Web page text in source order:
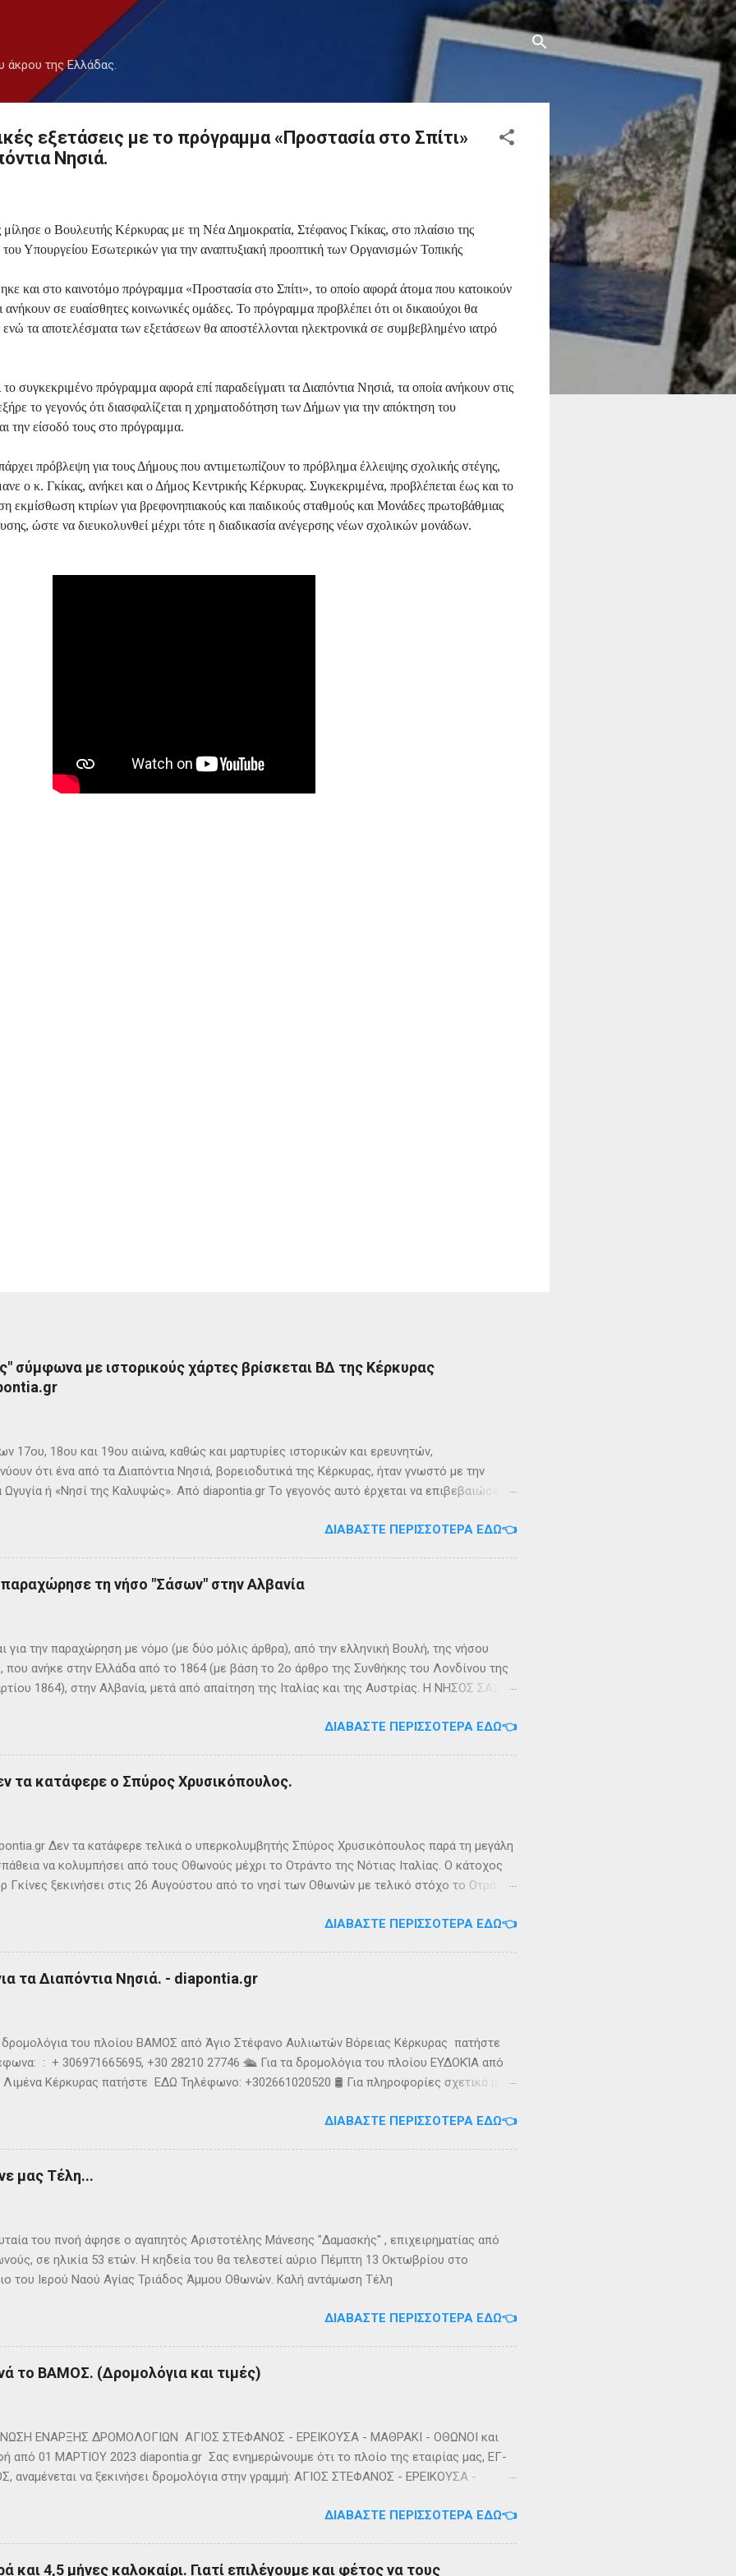
Μετάβαση στο κύριο περιεχόμενο
άκρου της Ελλάδας.
εξετάσεις με το πρόγραμμα «Προστασία στο Σπίτι»
Νησιά.
ο Βουλευτής Κέρκυρας με τη Νέα Δημοκρατία, Στέφανος Γκίκας, στο πλαίσιο της
Υπουργείου Εσωτερικών για την αναπτυξιακή προοπτική των Οργανισμών Τοπικής
και στο καινοτόμο πρόγραμμα «Προστασία στο Σπίτι», το οποίο αφορά άτομα που κατοικούν
ανήκουν σε ευαίσθητες κοινωνικές ομάδες. Το πρόγραμμα προβλέπει ότι οι δικαιούχοι θα
ενώ τα αποτελέσματα των εξετάσεων θα αποστέλλονται ηλεκτρονικά σε συμβεβλημένο ιατρό
συγκεκριμένο πρόγραμμα αφορά επί παραδείγματι τα Διαπόντια Νησιά, τα οποία ανήκουν στις
το γεγονός ότι διασφαλίζεται η χρηματοδότηση των Δήμων για την απόκτηση του
την είσοδό τους στο πρόγραμμα.
πρόβλεψη για τους Δήμους που αντιμετωπίζουν το πρόβλημα έλλειψης σχολικής στέγης,
ο κ. Γκίκας, ανήκει και ο Δήμος Κεντρικής Κέρκυρας. Συγκεκριμένα, προβλέπεται έως και το
εκμίσθωση κτιρίων για βρεφονηπιακούς και παιδικούς σταθμούς και Μονάδες πρωτοβάθμιας
ώστε να διευκολυνθεί μέχρι τότε η διαδικασία ανέγερσης νέων σχολικών μονάδων.
σύμφωνα με ιστορικούς χάρτες βρίσκεται ΒΔ της Κέρκυρας
17ου, 18ου και 19ου αιώνα, καθώς και μαρτυρίες ιστορικών και ερευνητών,
ότι ένα από τα Διαπόντια Νησιά, βορειοδυτικά της Κέρκυρας, ήταν γνωστό με την
Ωγυγία ή «Νησί της Καλυψώς». Από diapontia.gr Το γεγονός αυτό έρχεται να επιβεβαιώσει
οι Οθωνοί ήταν το νησί της νύμφης Καλυψούς , κόρης του Άτλαντα η οποία ζούσε σε μία
το νησί Ὠγυγία , στο οποίο υπήρχε έντονη ευωδία από κυπαρίσσι. Φεύγωντας ο
ΔΙΑΒΆΣΤΕ ΠΕΡΙΣΣΌΤΕΡΑ ΕΔΏ👈
τη νήσο "Σάσων" στην Αλβανία
για την παραχώρηση με νόμο (με δύο μόλις άρθρα), από την ελληνική Βουλή, της νήσου
ανήκε στην Ελλάδα από το 1864 (με βάση το 2ο άρθρο της Συνθήκης του Λονδίνου της
1864), στην Αλβανία, μετά από απαίτηση της Ιταλίας και της Αυστρίας. Η ΝΗΣΟΣ ΣΑΣΩΝ
της ονομασία είναι Sazan ή Sazani και η ιταλική της Saseno. Έχει έκταση περίπου 6 τ.χλμ.
από την αρχαιότητα. Ο Πολύβιος την αναφέρει σε ένα «επεισόδιο» του πολέμου ανάμεσα
την αναφέρει πρώτο...
ΔΙΑΒΆΣΤΕ ΠΕΡΙΣΣΌΤΕΡΑ ΕΔΏ👈
τα κατάφερε ο Σπύρος Χρυσικόπουλος.
Δεν τα κατάφερε τελικά ο υπερκολυμβητής Σπύρος Χρυσικόπουλος παρά τη μεγάλη
να κολυμπήσει από τους Οθωνούς μέχρι το Οτράντο της Νότιας Ιταλίας. Ο κάτοχος
Γκίνες ξεκινήσει στις 26 Αυγούστου από το νησί των Οθωνών με τελικό στόχο το Οτράντο
Τη νύχτα ένα κοπάδι μεδουσών τον έβαλε στόχο, η θάλασσα αγρίεψε και οι συνθήκες
τη προσπάθεια. 👉 Ακολουθήστε μας στο Instagram 👉 Ακολουθήστε μας στο
ΔΙΑΒΆΣΤΕ ΠΕΡΙΣΣΌΤΕΡΑ ΕΔΏ👈
τα Διαπόντια Νησιά. - diapontia.gr
του πλοίου ΒΑΜΟΣ από Άγιο Στέφανο Αυλιωτών Βόρειας Κέρκυρας πατήστε
: + 306971665695, +30 28210 27746 🛳️ Για τα δρομολόγια του πλοίου ΕΥΔΟΚΊΑ από
Λιμένα Κέρκυρας πατήστε ΕΔΩ Τηλέφωνο: +302661020520 🛢️ Για πληροφορίες σχετικά με
👉Ακολουθήστε μας στο Facebook και στο Instagram 📬Εγγραφείτε στο
ΔΙΑΒΆΣΤΕ ΠΕΡΙΣΣΌΤΕΡΑ ΕΔΏ👈
μας Τέλη...
του πνοή άφησε ο αγαπητός Αριστοτέλης Μάνεσης "Δαμασκής" , επιχειρηματίας από
σε ηλικία 53 ετών. Η κηδεία του θα τελεστεί αύριο Πέμπτη 13 Οκτωβρίου στο
του Ιερού Ναού Αγίας Τριάδος Άμμου Οθωνών. Καλή αντάμωση Τέλη
ΔΙΑΒΆΣΤΕ ΠΕΡΙΣΣΌΤΕΡΑ ΕΔΏ👈
το ΒΑΜΟΣ. (Δρομολόγια και τιμές)
ΕΝΑΡΞΗΣ ΔΡΟΜΟΛΟΓΙΩΝ ΑΓΙΟΣ ΣΤΕΦΑΝΟΣ - ΕΡΕΙΚΟΥΣΑ - ΜΑΘΡΑΚΙ - ΟΘΩΝΟΙ και
από 01 ΜΑΡΤΙΟΥ 2023 diapontia.gr Σας ενημερώνουμε ότι το πλοίο της εταιρίας μας, ΕΓ-
αναμένεται να ξεκινήσει δρομολόγια στην γραμμή: ΑΓΙΟΣ ΣΤΕΦΑΝΟΣ - ΕΡΕΙΚΟΥΣΑ -
ΔΙΑΒΆΣΤΕ ΠΕΡΙΣΣΌΤΕΡΑ ΕΔΏ👈
και 4,5 μήνες καλοκαίρι. Γιατί επιλέγουμε και φέτος να τους